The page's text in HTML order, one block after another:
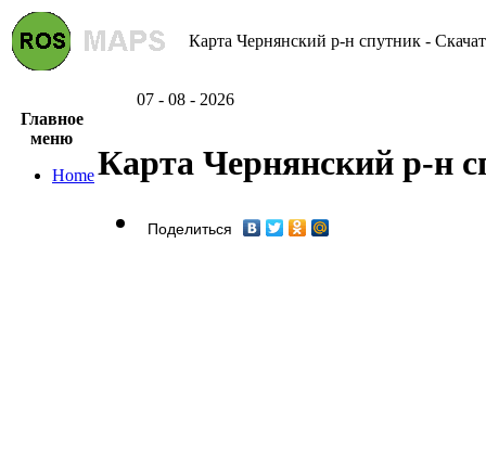
Карта Чернянский р-н спутник -
07 - 08 - 2026
Главное
меню
HomeКарта Чернянский р-н
Поделиться